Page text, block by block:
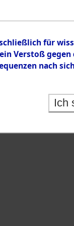
für
Verstoß gegen
nach
Ich